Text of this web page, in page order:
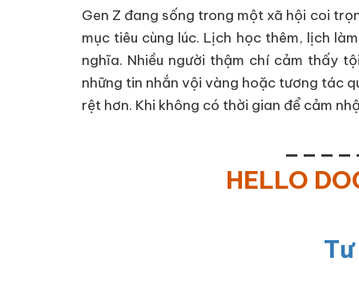
Gen Z đang sống trong một xã hội coi
mục tiêu cùng lúc. Lịch học thêm, lịch
nghĩa. Nhiều người thậm chí cảm thấy
những tin nhắn vội vàng hoặc tương tác
rệt hơn. Khi không có thời gian để cảm
HELLO